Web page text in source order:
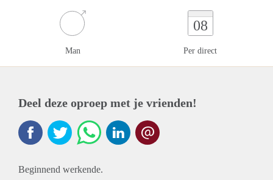
Man
08
Per direct
Deel deze oproep met je vrienden!
Beginnend werkende.